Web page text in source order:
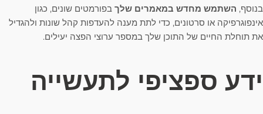
בנוסף, השתמש מחדש במאמרים שלך בפורמטים שונים, כגון
אינפוגרפיקה או סרטונים, כדי לתת מענה להעדפות קהל שונות ולהגדיל
את תוחלת החיים של התוכן שלך במספר ערוצי הפצה יעילים.
ידע ספציפי לתעשייה